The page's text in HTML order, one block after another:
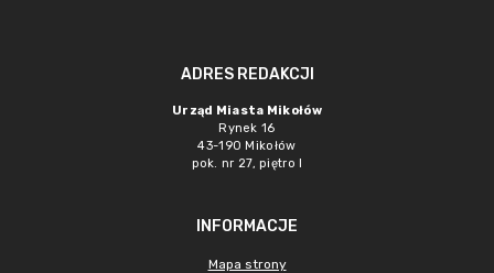
ADRES REDAKCJI
Urząd Miasta Mikołów
Rynek 16
43-190 Mikołów
pok. nr 27, piętro I
INFORMACJE
Mapa strony